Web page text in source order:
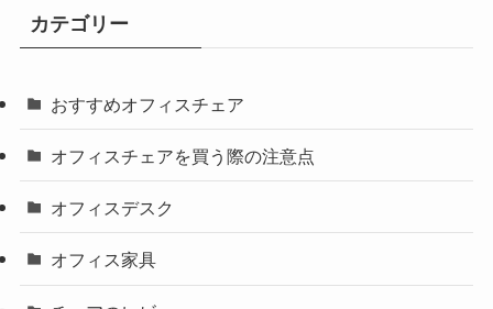
カテゴリー
おすすめオフィスチェア
オフィスチェアを買う際の注意点
オフィスデスク
オフィス家具